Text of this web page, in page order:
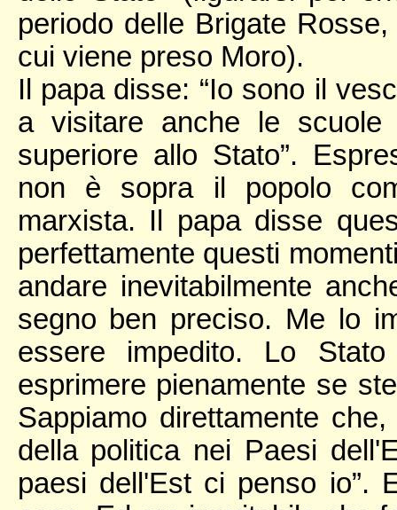
periodo delle Brigate
cui viene preso Moro).
Il papa disse: “Io sono il
a visitare anche le
superiore allo Stato”.
non è sopra il popolo
marxista. Il papa disse
perfettamente questi
andare inevitabilmente
segno ben preciso. Me lo
essere impedito. Lo
esprimere pienamente se
Sappiamo direttamente
della politica nei Paesi
paesi dell'Est ci penso io”.